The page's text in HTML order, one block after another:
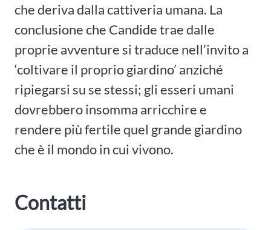
che deriva dalla cattiveria umana. La
conclusione che Candide trae dalle
proprie avventure si traduce nell’invito a
‘coltivare il proprio giardino’ anziché
ripiegarsi su se stessi; gli esseri umani
dovrebbero insomma arricchire e
rendere più fertile quel grande giardino
che è il mondo in cui vivono.
Contatti